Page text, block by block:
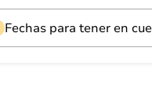
Fechas para tener en